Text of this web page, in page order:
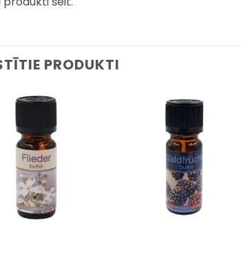
PRODUKTI
Pievienot
sarakstam
Pievienot
sarakstam